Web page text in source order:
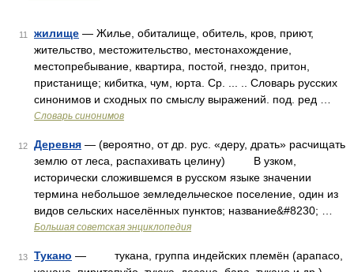
11 жилище — Жилье, обиталище, обитель, кров, приют,
жительство, местожительство, местонахождение,
местопребывание, квартира, постой, гнездо, притон,
пристанище; кибитка, чум, юрта. Ср. ... .. Словарь русских
синонимов и сходных по смыслу выражений. под. ред …
Словарь синонимов
12 Деревня — (вероятно, от др. рус. «деру, драть» расчищать
землю от леса, распахивать целину) В узком,
исторически сложившемся в русском языке значении
термина небольшое земледельческое поселение, один из
видов сельских населённых пунктов; название&#8230; …
Большая советская энциклопедия
13 Тукано — тукана, группа индейских племён (арапасо,